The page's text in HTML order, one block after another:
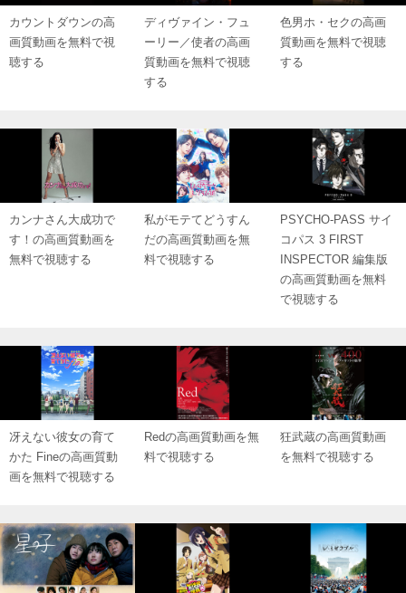
カウントダウンの高
画質動画を無料で視
聴する
ディヴァイン・フュ
ーリー／使者の高画
質動画を無料で視聴
する
色男ホ・セクの高画
質動画を無料で視聴
する
カンナさん大成功で
す！の高画質動画を
無料で視聴する
私がモテてどうすん
だの高画質動画を無
料で視聴する
PSYCHO-PASS サイ
コパス 3 FIRST
INSPECTOR 編集版
の高画質動画を無料
で視聴する
冴えない彼女の育て
かた Fineの高画質動
画を無料で視聴する
Redの高画質動画を無
料で視聴する
狂武蔵の高画質動画
を無料で視聴する